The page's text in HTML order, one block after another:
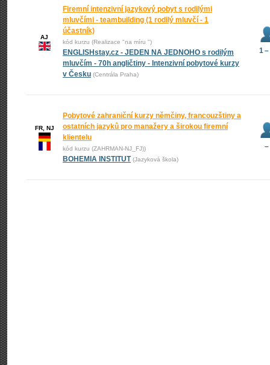
AJ
Firemní intenzivní jazykový pobyt s rodilými
mluvčími - teambuilding (1 rodilý mluvčí - 1
účastník)
kód kurzu (Realizace "na míru ")
ENGLISHstay.cz - JEDEN NA JEDNOHO s rodilým
mluvčím - 70h angličtiny - Intenzivní pobytové kurzy
v Česku (Centrála Praha)
1
FR, NJ
Pobytové zahraniční kurzy němčiny, francouzštiny a
ostatních jazyků pro manažery a širokou firemní
klientelu
kód kurzu (ZAHRMAN-NJ_FJ))
BOHEMIA INSTITUT (Jazyková škola)
–